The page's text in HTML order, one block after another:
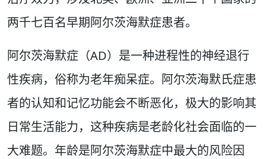
两千七百名早期阿尔茨海默症患者。
阿尔茨海默症（AD）是一种进程性的神经退行
性疾病，俗称为老年痴呆症。阿尔茨海默氏症患
者的认知和记忆功能会不断恶化，极大的影响其
日常生活能力，这种疾病是老龄化社会面临的一
大难题。年龄是阿尔茨海默症中最大的风险因